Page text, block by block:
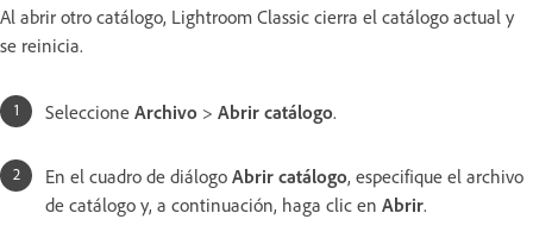
Al abrir otro catálogo, Lightroom Classic cierra el catálogo actual y
se reinicia.
Seleccione Archivo > Abrir catálogo.
En el cuadro de diálogo Abrir catálogo, especifique el archivo
de catálogo y, a continuación, haga clic en Abrir.